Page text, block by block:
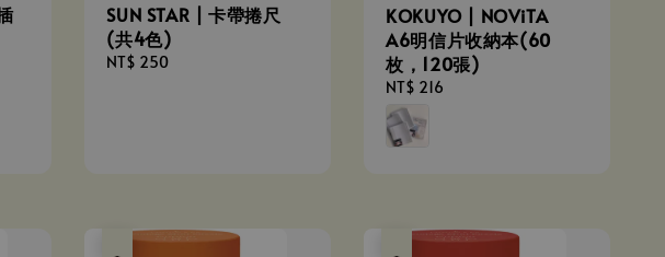
SUN STAR | 卡帶捲尺
(共4色)
Regular
NT$ 250
KOKUYO | NOViTA
A6明信片收納本(60
枚，120張)
Regular
price
NT$ 216